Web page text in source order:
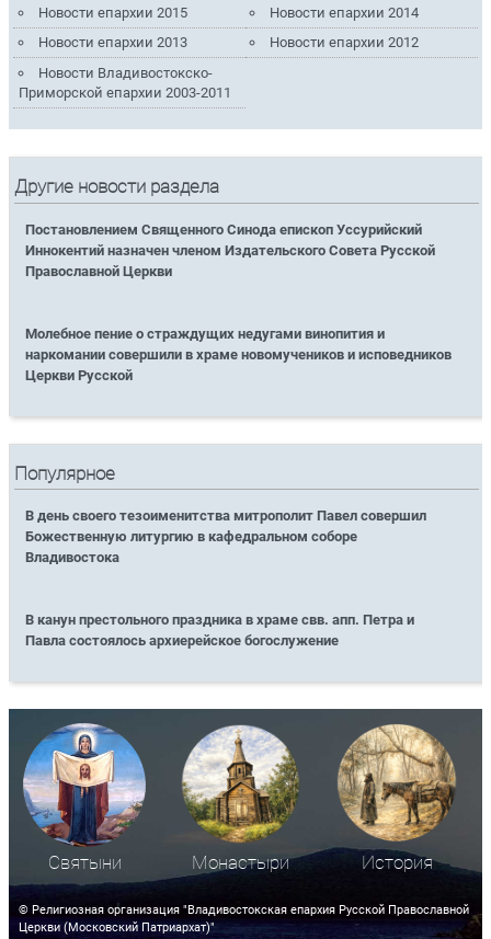
Новости епархии 2015
Новости епархии 2014
Новости епархии 2013
Новости епархии 2012
Новости Владивостокско-
Приморской епархии 2003-2011
Другие новости раздела
Постановлением Священного Синода епископ Уссурийский
Иннокентий назначен членом Издательского Совета Русской
Православной Церкви
Молебное пение о страждущих недугами винопития и
наркомании совершили в храме новомучеников и исповедников
Церкви Русской
Популярное
В день своего тезоименитства митрополит Павел совершил
Божественную литургию в кафедральном соборе
Владивостока
В канун престольного праздника в храме свв. апп. Петра и
Павла состоялось архиерейское богослужение
Святыни Монастыри История
© Религиозная организация "Владивостокская епархия Русской Православной
Церкви (Московский Патриархат)"